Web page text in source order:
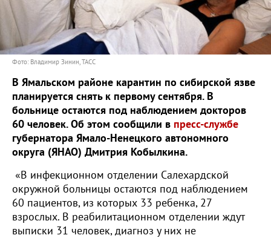
Фото: Владимир Зинин, ТАСС
В Ямальском районе карантин по сибирской язве
планируется снять к первому сентября. В
больнице остаются под наблюдением докторов
60 человек. Об этом сообщили в пресс-службе
губернатора Ямало-Ненецкого автономного
округа (ЯНАО) Дмитрия Кобылкина.
«В инфекционном отделении Салехардской
окружной больницы остаются под наблюдением
60 пациентов, из которых 33 ребенка, 27
взрослых. В реабилитационном отделении ждут
выписки 31 человек, диагноз у них не